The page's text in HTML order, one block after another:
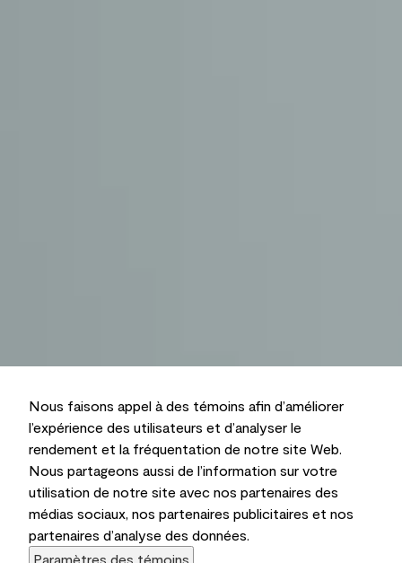
Nous faisons appel à des témoins afin d’améliorer
l’expérience des utilisateurs et d’analyser le
rendement et la fréquentation de notre site Web.
Nous partageons aussi de l’information sur votre
utilisation de notre site avec nos partenaires des
médias sociaux, nos partenaires publicitaires et nos
partenaires d’analyse des données.
Paramètres des témoins